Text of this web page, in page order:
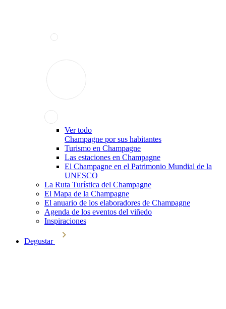
Ver todo
Champagne por sus habitantes
Turismo en Champagne
Las estaciones en Champagne
El Champagne en el Patrimonio Mundial de la
UNESCO
La Ruta Turística del Champagne
El Mapa de la Champagne
El anuario de los elaboradores de Champagne
Agenda de los eventos del viñedo
Inspiraciones
Degustar